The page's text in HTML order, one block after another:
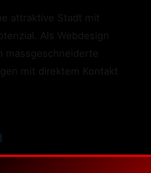
mit individuellen